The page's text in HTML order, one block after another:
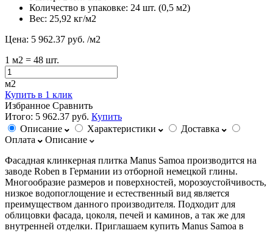
Количество в упаковке: 24 шт. (0,5 м2)
Вес: 25,92 кг/м2
Цена: 5 962.37 руб. /м2
1 м2 = 48 шт.
м2
Купить в 1 клик
Избранное Сравнить
Итого: 5 962.37 руб. Купить
Описание
Характеристики
Доставка
Оплата
Описание
Фасадная клинкерная плитка Manus Samoa производится на
заводе Roben в Германии из отборной немецкой глины.
Многообразие размеров и поверхностей, морозоустойчивость,
низкое водопоглощение и естественный вид является
преимуществом данного производителя. Подходит для
облицовки фасада, цоколя, печей и каминов, а так же для
внутренней отделки. Приглашаем купить Manus Samoa в